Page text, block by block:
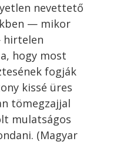
nevettető
— mikor
hirtelen
hogy most
fogják
kissé üres
tömegzajjal
mulatságos
(Magyar